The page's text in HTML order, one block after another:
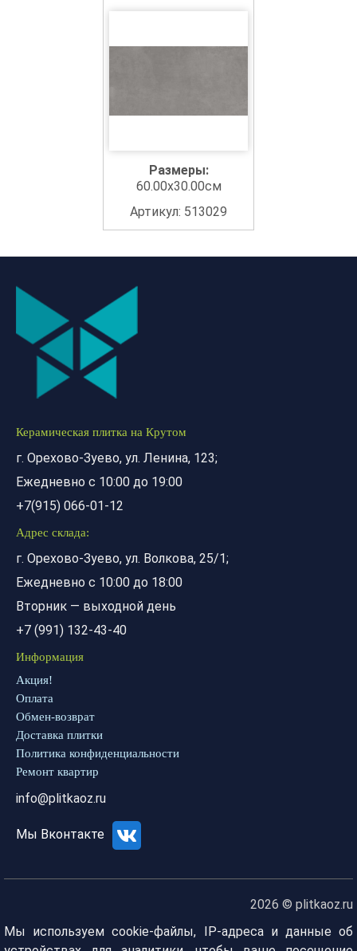
Размеры:
60.00x30.00см
Артикул: 513029
Керамическая плитка на Крутом
г. Орехово-Зуево, ул. Ленина, 123;
Ежедневно с 10:00 до 19:00
+7(915) 066-01-12
Адрес склада:
г. Орехово-Зуево, ул. Волкова, 25/1;
Ежедневно с 10:00 до 18:00
Вторник — выходной день
+7 (991) 132-43-40
Информация
Акция!
Оплата
Обмен-возврат
Доставка плитки
Политика конфиденциальности
Ремонт квартир
info@plitkaoz.ru
Мы Вконтакте
2026 © plitkaoz.ru
Мы используем cookie-файлы, IP-адреса и данные об